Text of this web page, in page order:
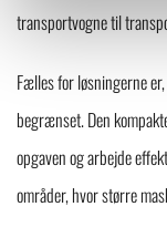
transportvogne til
Fælles for løsningerne
begrænset. Den
opgaven og arbejde
områder, hvor større